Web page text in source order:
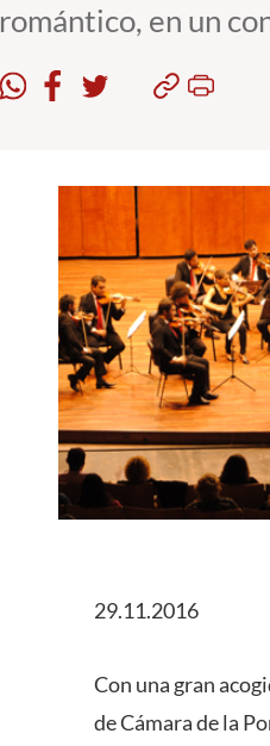
romántico, en un
29.11.2016
Con una gran
de Cámara de la